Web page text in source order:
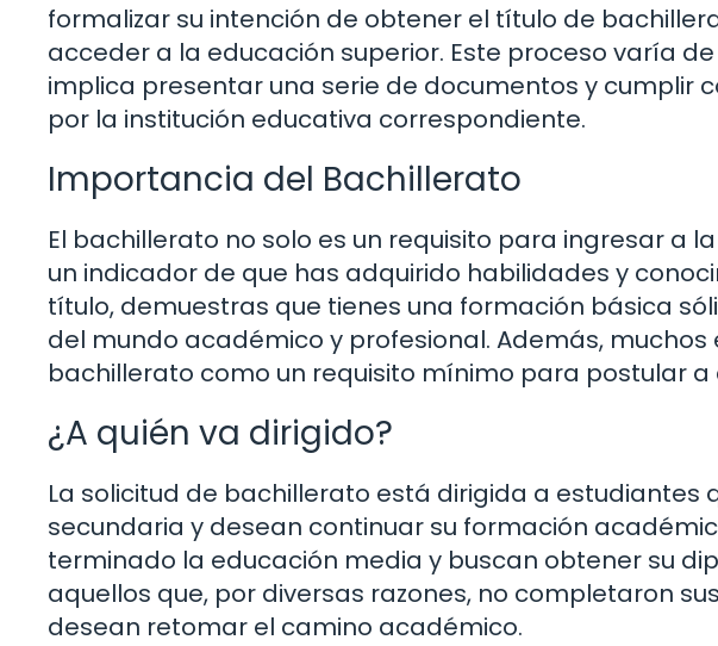
formalizar su intención de obtener el título de
acceder a la educación superior. Este proceso varía
implica presentar una serie de documentos y cumplir
por la institución educativa correspondiente.
Importancia del Bachillerato
El bachillerato no solo es un requisito para ingresar a
un indicador de que has adquirido habilidades y
título, demuestras que tienes una formación básica
del mundo académico y profesional. Además,
bachillerato como un requisito mínimo para postular
¿A quién va dirigido?
La solicitud de bachillerato está dirigida a
secundaria y desean continuar su formación
terminado la educación media y buscan obtener su
aquellos que, por diversas razones, no completaron
desean retomar el camino académico.